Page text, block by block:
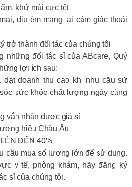
khử mùi cực tốt
dịu êm mang lại cảm giác thoải
trở thành đối tác của chúng tôi
những đối tác sỉ của ABcare, Quý
lợi ích sau:
đạt doanh thu cao khi nhu cầu sử
sức khỏe chất lượng ngày càng
vẫn nhận được giá sỉ
hiệu Châu Âu
ĐẾN 40%
cầu mua số lượng lớn để sử dụng,
y tế, phòng khám, hãy đăng ký
sỉ của chúng tôi.